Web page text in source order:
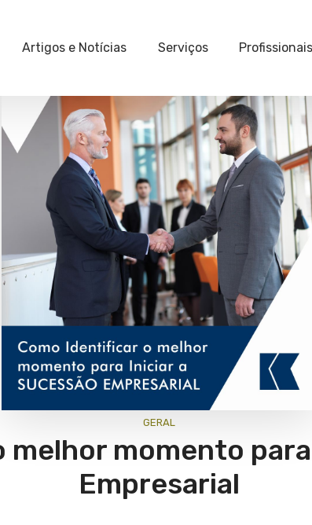
Artigos e Notícias Serviços Profissionais
GERAL
momento
Empresarial